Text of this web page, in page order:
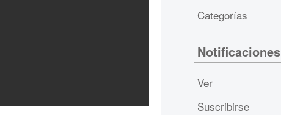
Categorías
Notificaciones
Ver
Suscribirse